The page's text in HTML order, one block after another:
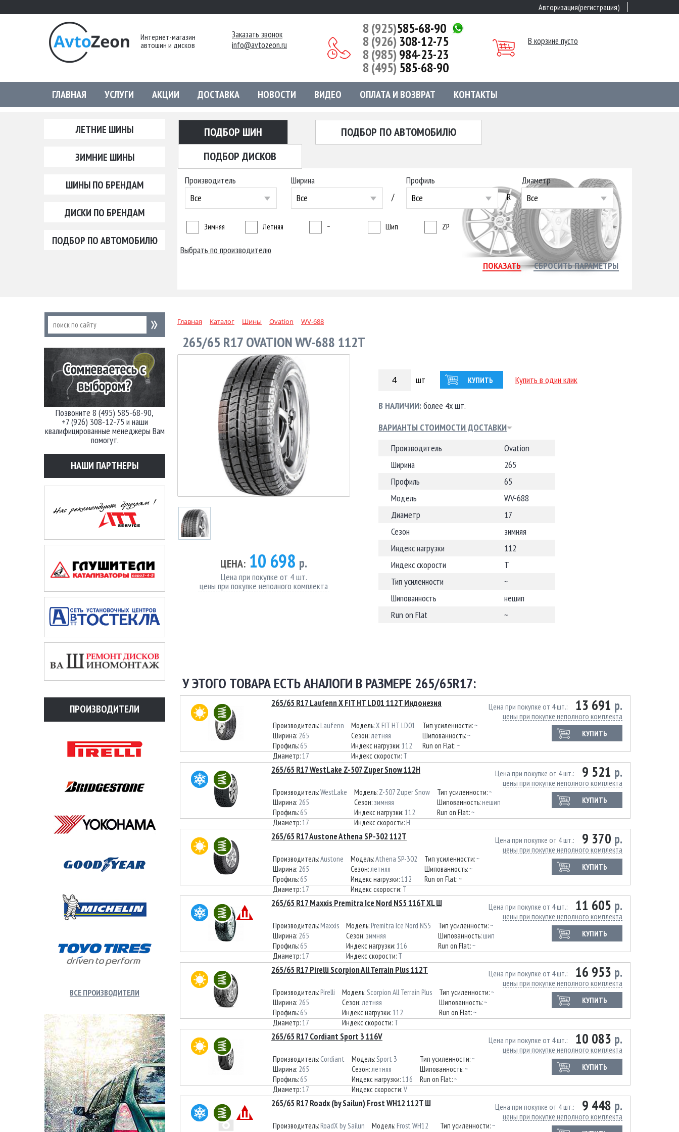
Авторизация(регистрация)
Интернет-магазин
автошин и дисков
Заказать звонок
info@avtozeon.ru
8 (925)585-68-90
8 (926) 308-12-75
8 (985)984-23-23
8 (495) 585-68-90
В корзине пусто
ГЛАВНАЯ УСЛУГИ АКЦИИ ДОСТАВКА НОВОСТИ ВИДЕО ОПЛАТА И ВОЗВРАТ КОНТАКТЫ
ЛЕТНИЕ ШИНЫ
ЗИМНИЕ ШИНЫ
ШИНЫ ПО БРЕНДАМ
ДИСКИ ПО БРЕНДАМ
ПОДБОР ПО АВТОМОБИЛЮ
ПОДБОР ШИН
ПОДБОР ПО АВТОМОБИЛЮ
ПОДБОР ДИСКОВ
Производитель
Все
Ширина
Все
/
Профиль
Все
R
Диаметр
Все
Зимняя Летняя ~ Шип ZP
Выбрать по производителю
Позвоните 8 (495) 585-68-90,
+7 (926) 308-12-75 и наши
квалифицированные менеджеры Вам
помогут.
НАШИ ПАРТНЕРЫ
ПРОИЗВОДИТЕЛИ
ВСЕ ПРОИЗВОДИТЕЛИ
Главная Каталог Шины Ovation WV-688
265/65 R17 OVATION WV-688 112T
ЦЕНА: 10 698 р.
Цена при покупке от 4 шт.
цены при покупке неполного комплекта
шт КУПИТЬ Купить в один клик
В НАЛИЧИИ:более 4х шт.
ВАРИАНТЫ СТОИМОСТИ ДОСТАВКИ
Производитель
Ovation
Ширина
265
Профиль
65
Модель
WV-688
Диаметр
17
Сезон
зимняя
Индекс нагрузки
112
Индекс скорости
T
Тип усиленности
~
Шипованность
нешип
Run on Flat
~
У ЭТОГО ТОВАРА ЕСТЬ АНАЛОГИ В РАЗМЕРЕ 265/65R17:
265/65 R17 Laufenn X FIT HT LD01 112T Индонезия 13 691 р.
Цена при покупке от 4 шт.
цены при покупке неполного комплекта
КУПИТЬ
Производитель: Laufenn
Ширина: 265
Профиль: 65
Диаметр:17
Модель:X FIT HT LD01
Сезон:летняя
Индекс нагрузки:112
Индекс скорости: T
Тип усиленности:~
Шипованность:~
Run on Flat:~
265/65 R17 WestLake Z-507 Zuper Snow 112H 9 521 р.
Цена при покупке от 4 шт.
цены при покупке неполного комплекта
КУПИТЬ
Производитель:WestLake
Ширина: 265
Профиль: 65
Диаметр:17
Модель: Z-507 Zuper Snow
Сезон: зимняя
Индекс нагрузки:112
Индекс скорости: H
Тип усиленности:~
Шипованность: нешип
Run on Flat:~
265/65 R17 Austone Athena SP-302 112T 9 370 р.
Цена при покупке от 4 шт.
цены при покупке неполного комплекта
КУПИТЬ
Производитель:Austone
Ширина: 265
Профиль: 65
Диаметр:17
Модель:Athena SP-302
Сезон:летняя
Индекс нагрузки:112
Индекс скорости: T
Тип усиленности:~
Шипованность:~
Run on Flat:~
265/65 R17 Maxxis Premitra Ice Nord NS5 116T XL Ш 11 605 р.
Цена при покупке от 4 шт.
цены при покупке неполного комплекта
КУПИТЬ
Производитель: Maxxis
Ширина: 265
Профиль: 65
Диаметр:17
Модель: Premitra Ice Nord NS5
Сезон: зимняя
Индекс нагрузки:116
Индекс скорости: T
Тип усиленности:~
Шипованность: шип
Run on Flat:~
265/65 R17 Pirelli Scorpion All Terrain Plus 112T 16 953 р.
Цена при покупке от 4 шт.
цены при покупке неполного комплекта
КУПИТЬ
Производитель: Pirelli
Ширина: 265
Профиль: 65
Диаметр:17
Модель:Scorpion All Terrain Plus
Сезон:летняя
Индекс нагрузки:112
Индекс скорости: T
Тип усиленности:~
Шипованность:~
Run on Flat:~
265/65 R17 Cordiant Sport 3 116V 10 083 р.
Цена при покупке от 4 шт.
цены при покупке неполного комплекта
КУПИТЬ
Производитель: Cordiant
Ширина: 265
Профиль: 65
Диаметр:17
Модель:Sport 3
Сезон:летняя
Индекс нагрузки:116
Индекс скорости:V
Тип усиленности:~
Шипованность:~
Run on Flat:~
265/65 R17 Roadx (by Sailun) Frost WH12 112T Ш 9 448 р.
Цена при покупке от 4 шт.
цены при покупке неполного комплекта
Производитель: RoadX by Sailun
Модель: Frost WH12
Тип усиленности:~